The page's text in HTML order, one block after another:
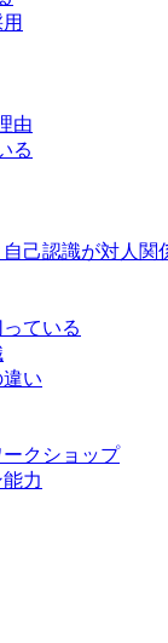
由
る
己認識が対人関
ている
い
クショップ
力